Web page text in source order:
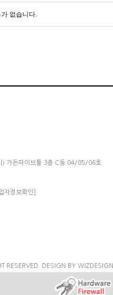
없습니다.
) 가든파이브툴 3층 C동 04/05/06호
자정보확인]
RESERVED. DESIGN BY WIZDESIGN